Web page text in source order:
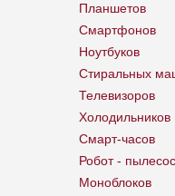
Планшетов
Смартфонов
Ноутбуков
Стиральных
Телевизоров
Холодильников
Смарт-часов
Робот -
Моноблоков